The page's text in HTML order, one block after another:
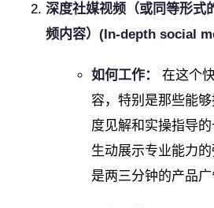
深度社媒视频（或同等形式
频内容）(In-depth social
如何工作：
在这个
容，特别是那些能
度见解和实操指导
生动展示专业能力
是两三分钟的产品广